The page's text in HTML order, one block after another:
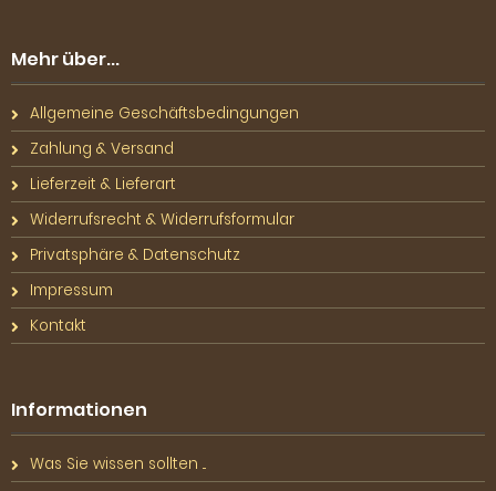
Mehr über...
Allgemeine Geschäftsbedingungen
Zahlung & Versand
Lieferzeit & Lieferart
Widerrufsrecht & Widerrufsformular
Privatsphäre & Datenschutz
Impressum
Kontakt
Informationen
Was Sie wissen sollten ...